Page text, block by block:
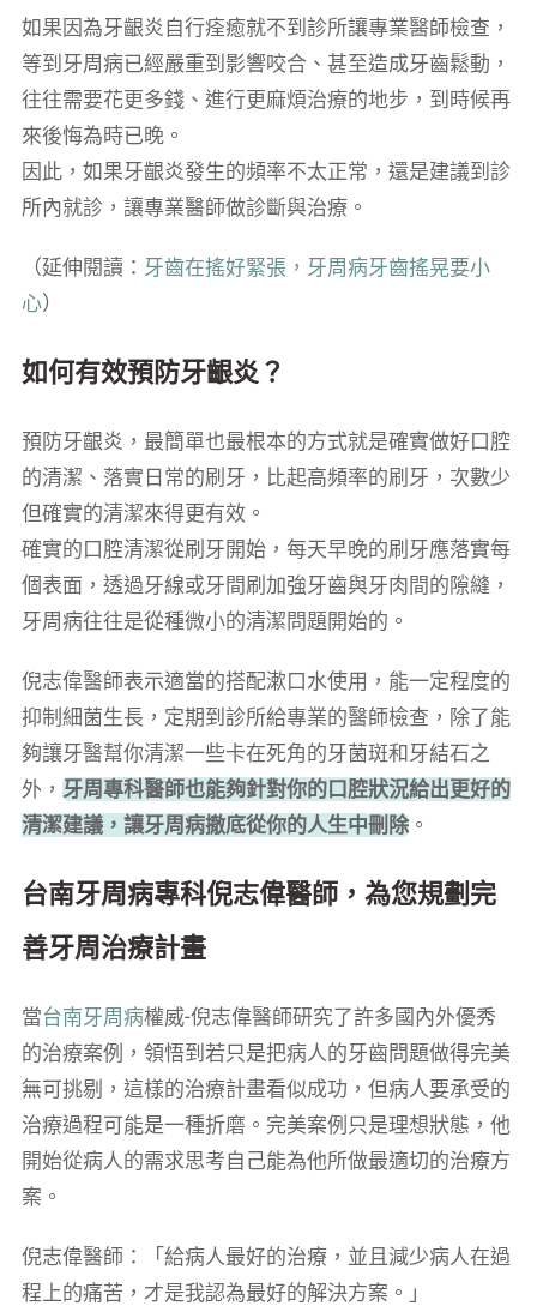
如果因為牙齦炎自行痊癒就不到診所讓專業醫師檢查，
等到牙周病已經嚴重到影響咬合、甚至造成牙齒鬆動，
往往需要花更多錢、進行更麻煩治療的地步，到時候再
來後悔為時已晚。
因此，如果牙齦炎發生的頻率不太正常，還是建議到診
所內就診，讓專業醫師做診斷與治療。
（延伸閱讀： 牙齒在搖好緊張，牙周病牙齒搖晃要小
心）
如何有效預防牙齦炎？
預防牙齦炎，最簡單也最根本的方式就是確實做好口腔
的清潔、落實日常的刷牙，比起高頻率的刷牙，次數少
但確實的清潔來得更有效。
確實的口腔清潔從刷牙開始，每天早晚的刷牙應落實每
個表面，透過牙線或牙間刷加強牙齒與牙肉間的隙縫，
牙周病往往是從種微小的清潔問題開始的。
倪志偉醫師表示適當的搭配漱口水使用，能一定程度的
抑制細菌生長，定期到診所給專業的醫師檢查，除了能
夠讓牙醫幫你清潔一些卡在死角的牙菌斑和牙結石之
外， 牙周專科醫師也能夠針對你的口腔狀況給出更好的
清潔建議，讓牙周病撤底從你的人生中刪除。
台南牙周病專科倪志偉醫師，為您規劃完
善牙周治療計畫
當台南牙周病權威-倪志偉醫師研究了許多國內外優秀
的治療案例，領悟到若只是把病人的牙齒問題做得完美
無可挑剔，這樣的治療計畫看似成功，但病人要承受的
治療過程可能是一種折磨。完美案例只是理想狀態，他
開始從病人的需求思考自己能為他所做最適切的治療方
案。
倪志偉醫師：「給病人最好的治療，並且減少病人在過
程上的痛苦，才是我認為最好的解決方案。」